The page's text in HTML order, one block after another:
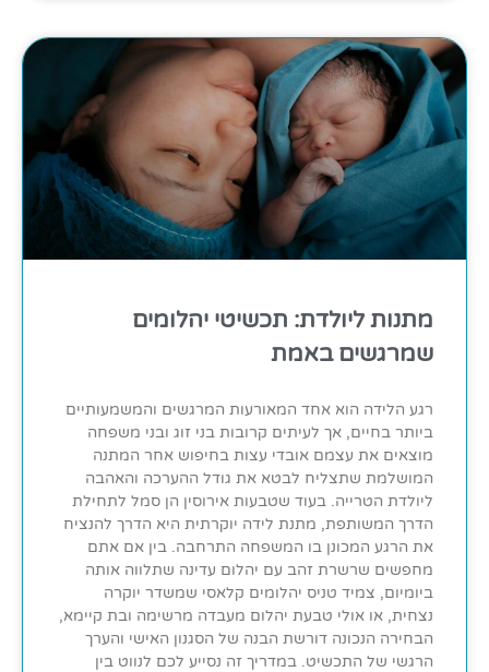
מתנות ליולדת: תכשיטי יהלומים
שמרגשים באמת
רגע הלידה הוא אחד המאורעות המרגשים והמשמעותיים
ביותר בחיים, אך לעיתים קרובות בני זוג ובני משפחה
מוצאים את עצמם אובדי עצות בחיפוש אחר המתנה
המושלמת שתצליח לבטא את גודל ההערכה והאהבה
ליולדת הטרייה. בעוד שטבעות אירוסין הן סמל לתחילת
הדרך המשותפת, מתנת לידה יוקרתית היא הדרך להנציח
את הרגע המכונן בו המשפחה התרחבה. בין אם אתם
מחפשים שרשרת זהב עם יהלום עדינה שתלווה אותה
ביומיום, צמיד טניס יהלומים קלאסי שמשדר יוקרה
נצחית, או אולי טבעת יהלום מעבדה מרשימה ובת קיימא,
הבחירה הנכונה דורשת הבנה של הסגנון האישי והערך
הרגשי של התכשיט. במדריך זה נסייע לכם לנווט בין